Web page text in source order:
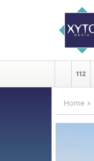
112
Home